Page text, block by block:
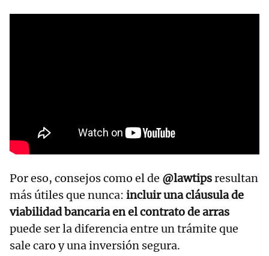
Por eso, consejos como el de @lawtipsresultan
más útiles que nunca: incluir una cláusula de
viabilidad bancaria en el contrato de arras
puede ser la diferencia entre un trámite que
sale caro y una inversión segura.